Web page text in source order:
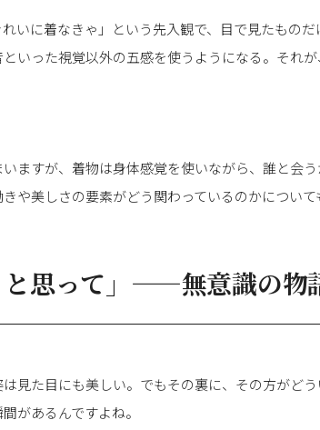
いに着なきゃ」という先入観で、目で見たものだ
いった視覚以外の五感を使うようになる。それ
ますが、着物は身体感覚を使いながら、誰と会
や美しさの要素がどう関わっているのかについて
と思って」——無意識の物
見た目にも美しい。でもその裏に、その方がど
があるんですよね。